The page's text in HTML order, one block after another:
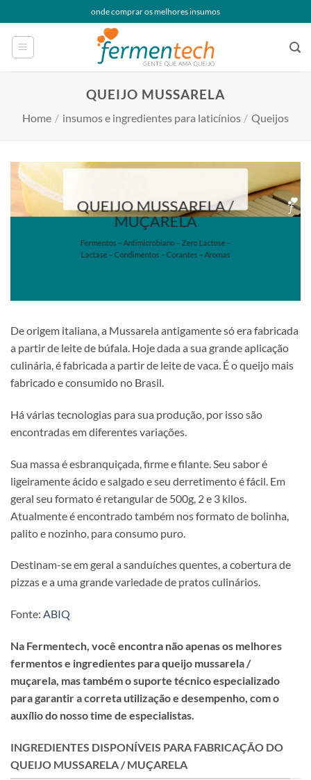
to
content
onde comprar os melhores insumos
QUEIJO MUSSARELA
Home / insumos e ingredientes para laticínios / Queijos
QUEIJO MUSSARELA /
MUÇARELA
Fermentos – Antimicrobiano – Zero Lactose –
Lactase – Condimentos – Corantes – Aromas
De origem italiana, a Mussarela antigamente só era fabricada
a partir de leite de búfala. Hoje dada a sua grande aplicação
culinária, é fabricada a partir de leite de vaca. É o queijo mais
fabricado e consumido no Brasil.
Há várias tecnologias para sua produção, por isso são
encontradas em diferentes variações.
Sua massa é esbranquiçada, firme e filante. Seu sabor é
ligeiramente ácido e salgado e seu derretimento é fácil. Em
geral seu formato é retangular de 500g, 2 e 3 kilos.
Atualmente é encontrado também nos formato de bolinha,
palito e nozinho, para consumo puro.
Destinam-se em geral a sanduíches quentes, a cobertura de
pizzas e a uma grande variedade de pratos culinários.
Fonte: ABIQ
Na Fermentech, você encontra não apenas os melhores
fermentos e ingredientes para queijo mussarela /
muçarela, mas também o suporte técnico especializado
para garantir a correta utilização e desempenho, com o
auxílio do nosso time de especialistas.
INGREDIENTES DISPONÍVEIS PARA FABRICAÇÃO DO
QUEIJO MUSSARELA / MUÇARELA